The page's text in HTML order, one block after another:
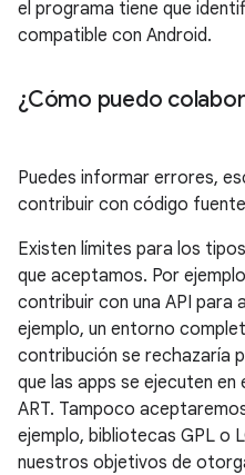
el programa tiene que
compatible con Android.
¿Cómo puedo
Puedes informar errores,
contribuir con código fuente
Existen límites para los
que aceptamos. Por
contribuir con una API
ejemplo, un entorno
contribución se rechazaría
que las apps se ejecuten
ART. Tampoco
ejemplo, bibliotecas GPL o
nuestros objetivos de